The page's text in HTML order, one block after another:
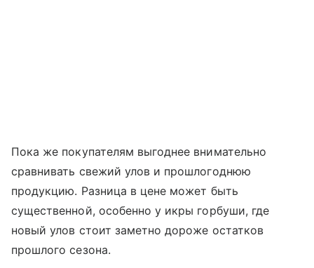
Пока же покупателям выгоднее внимательно
сравнивать свежий улов и прошлогоднюю
продукцию. Разница в цене может быть
существенной, особенно у икры горбуши, где
новый улов стоит заметно дороже остатков
прошлого сезона.